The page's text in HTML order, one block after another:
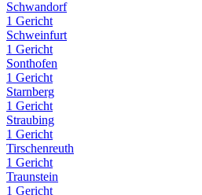
Schwandorf
1 Gericht
Schweinfurt
1 Gericht
Sonthofen
1 Gericht
Starnberg
1 Gericht
Straubing
1 Gericht
Tirschenreuth
1 Gericht
Traunstein
1 Gericht